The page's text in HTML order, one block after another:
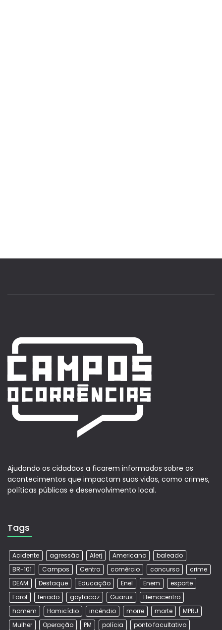
Ajudando os cidadãos a ficarem informados sobre os
acontecimentos que impactam suas vidas, como crimes,
políticas públicas e desenvolvimento local.
Tags
Acidente agressão Alerj Americano
baleado
BR-101
Campos Centro comércio concurso
crime
DEAM
Destaque Educação Enel Enem
esporte
Farol
feriado goytacaz Guarus
Hemocentro
homem
Homicídio incêndio morre morte
MPRJ
Mulher
Operação PM polícia ponto facultativo